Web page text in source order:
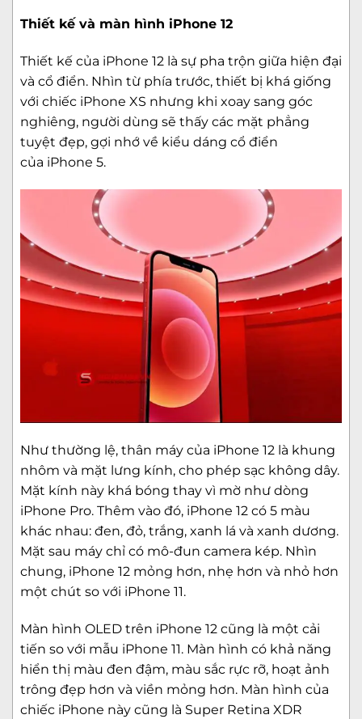
Thiết kế và màn hình iPhone 12
Thiết kế của iPhone 12 là sự pha trộn giữa hiện đại
và cổ điển. Nhìn từ phía trước, thiết bị khá giống
với chiếc iPhone XS nhưng khi xoay sang góc
nghiêng, người dùng sẽ thấy các mặt phẳng
tuyệt đẹp, gợi nhớ về kiểu dáng cổ điển
của iPhone 5.
Như thường lệ, thân máy của iPhone 12 là khung
nhôm và mặt lưng kính, cho phép sạc không dây.
Mặt kính này khá bóng thay vì mờ như dòng
iPhone Pro. Thêm vào đó, iPhone 12 có 5 màu
khác nhau: đen, đỏ, trắng, xanh lá và xanh dương.
Mặt sau máy chỉ có mô-đun camera kép. Nhìn
chung, iPhone 12 mỏng hơn, nhẹ hơn và nhỏ hơn
một chút so với iPhone 11.
Màn hình OLED trên iPhone 12 cũng là một cải
tiến so với mẫu iPhone 11. Màn hình có khả năng
hiển thị màu đen đậm, màu sắc rực rỡ, hoạt ảnh
trông đẹp hơn và viền mỏng hơn. Màn hình của
chiếc iPhone này cũng là Super Retina XDR